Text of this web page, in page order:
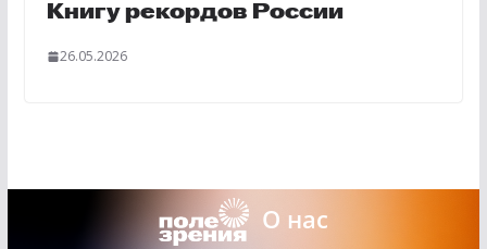
Книгу рекордов России
26.05.2026
О нас